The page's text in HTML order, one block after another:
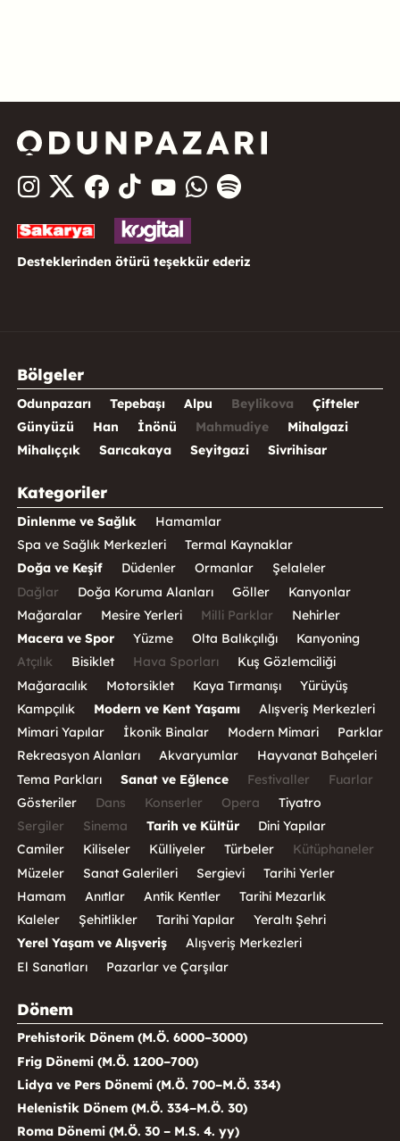
Desteklerinden ötürü teşekkür ederiz
Bölgeler
Odunpazarı Tepebaşı Alpu Beylikova
Çifteler
Günyüzü
Han İnönü Mahmudiye
Mihalgazi
Mihalıççık
Sarıcakaya Seyitgazi Sivrihisar
Kategoriler
Dinlenme ve Sağlık
Hamamlar
Spa ve Sağlık Merkezleri
Termal Kaynaklar
Doğa ve Keşif
Düdenler Ormanlar
Şelaleler
Dağlar
Doğa Koruma Alanları Göller
Kanyonlar
Mağaralar
Mesire Yerleri Milli Parklar
Nehirler
Macera ve Spor
Yüzme Olta Balıkçılığı
Kanyoning
Atçılık
Bisiklet Hava Sporları
Kuş Gözlemciliği
Mağaracılık
Motorsiklet Kaya Tırmanışı
Yürüyüş
Kampçılık
Modern ve Kent Yaşamı
Alışveriş Merkezleri
Mimari Yapılar
İkonik Binalar Modern Mimari
Parklar
Rekreasyon Alanları
Akvaryumlar
Hayvanat Bahçeleri
Tema Parkları
Sanat ve Eğlence Festivaller
Fuarlar
Gösteriler
Dans Konserler Opera
Tiyatro
Sergiler
Sinema Tarih ve Kültür
Dini Yapılar
Camiler
Kiliseler Külliyeler Türbeler
Kütüphaneler
Müzeler
Sanat Galerileri Sergievi
Tarihi Yerler
Hamam
Anıtlar Antik Kentler
Tarihi Mezarlık
Kaleler
Şehitlikler Tarihi Yapılar
Yeraltı Şehri
Yerel Yaşam ve Alışveriş
Alışveriş Merkezleri
El Sanatları
Pazarlar ve Çarşılar
Dönem
Prehistorik Dönem (M.Ö. 6000–3000)
Frig Dönemi (M.Ö. 1200–700)
Lidya ve Pers Dönemi (M.Ö. 700–M.Ö. 334)
Helenistik Dönem (M.Ö. 334–M.Ö. 30)
Roma Dönemi (M.Ö. 30 – M.S. 4. yy)